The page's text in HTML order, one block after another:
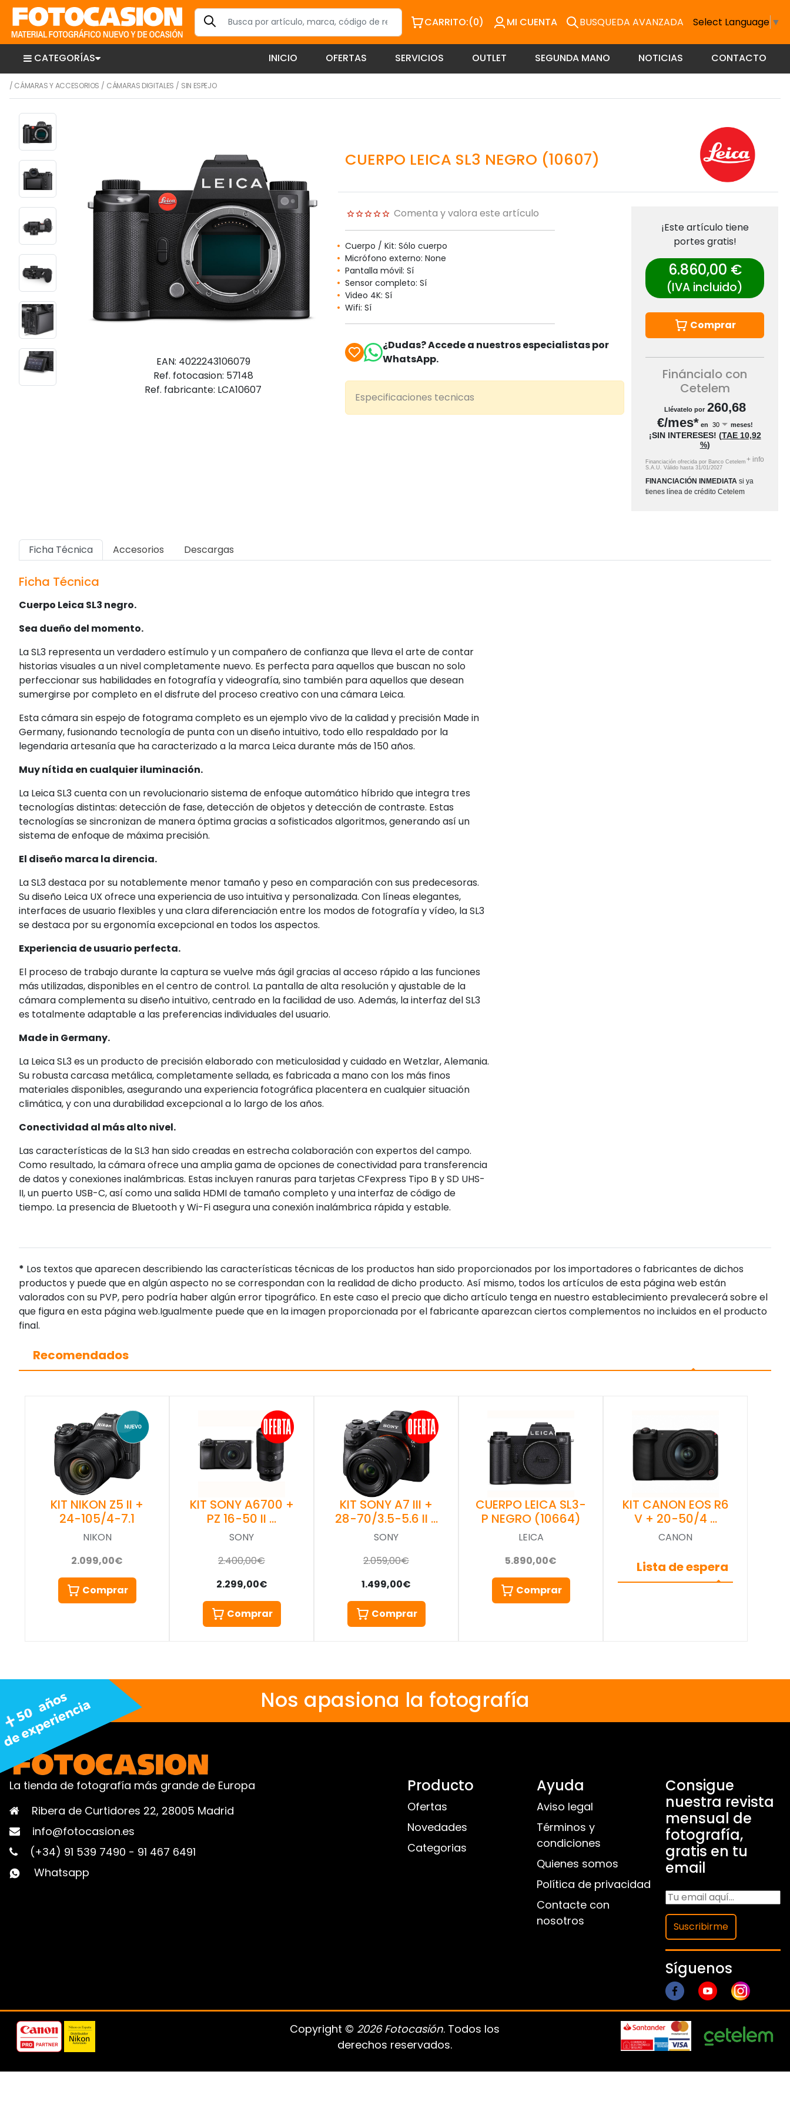
CARRITO:(0) MI CUENTA BUSQUEDA AVANZADA Select Language ▼
CATEGORÍAS INICIO OFERTAS SERVICIOS OUTLET SEGUNDA MANO NOTICIAS CONTACTO
/ CÁMARAS Y ACCESORIOS / CÁMARAS DIGITALES / SIN ESPEJO
EAN: 4022243106079
Ref. fotocasion: 57148
Ref. fabricante: LCA10607
CUERPO LEICA SL3 NEGRO (10607)
Comenta y valora este artículo
Cuerpo / Kit: Sólo cuerpo
Micrófono externo: None
Pantalla móvil: Sí
Sensor completo: Sí
Video 4K: Sí
Wifi: Sí
¿Dudas? Accede a nuestros especialistas por
WhatsApp.
Especificaciones tecnicas
¡Este artículo tiene
portes gratis!
6.860,00 €
(IVA incluido)
Comprar
Fináncialo con
Cetelem
Llévatelo por 260,68
€/mes* en meses!
¡SIN INTERESES! (TAE 10,92
%)
Financiación ofrecida por Banco Cetelem
S.A.U.Válido hasta31/01/2027
+ info
FINANCIACIÓN INMEDIATA si ya
tienes línea de crédito Cetelem
Ficha Técnica Accesorios Descargas
Ficha Técnica
Cuerpo Leica SL3 negro.
Sea dueño del momento.
La SL3 representa un verdadero estímulo y un compañero de confianza que lleva el arte de contar
historias visuales a un nivel completamente nuevo. Es perfecta para aquellos que buscan no solo
perfeccionar sus habilidades en fotografía y videografía, sino también para aquellos que desean
sumergirse por completo en el disfrute del proceso creativo con una cámara Leica.
Esta cámara sin espejo de fotograma completo es un ejemplo vivo de la calidad y precisión Made in
Germany, fusionando tecnología de punta con un diseño intuitivo, todo ello respaldado por la
legendaria artesanía que ha caracterizado a la marca Leica durante más de 150 años.
Muy nítida en cualquier iluminación.
La Leica SL3 cuenta con un revolucionario sistema de enfoque automático híbrido que integra tres
tecnologías distintas: detección de fase, detección de objetos y detección de contraste. Estas
tecnologías se sincronizan de manera óptima gracias a sofisticados algoritmos, generando así un
sistema de enfoque de máxima precisión.
El diseño marca la direncia.
La SL3 destaca por su notablemente menor tamaño y peso en comparación con sus predecesoras.
Su diseño Leica UX ofrece una experiencia de uso intuitiva y personalizada. Con líneas elegantes,
interfaces de usuario flexibles y una clara diferenciación entre los modos de fotografía y vídeo, la SL3
se destaca por su ergonomía excepcional en todos los aspectos.
Experiencia de usuario perfecta.
El proceso de trabajo durante la captura se vuelve más ágil gracias al acceso rápido a las funciones
más utilizadas, disponibles en el centro de control. La pantalla de alta resolución y ajustable de la
cámara complementa su diseño intuitivo, centrado en la facilidad de uso. Además, la interfaz del SL3
es totalmente adaptable a las preferencias individuales del usuario.
Made in Germany.
La Leica SL3 es un producto de precisión elaborado con meticulosidad y cuidado en Wetzlar, Alemania.
Su robusta carcasa metálica, completamente sellada, es fabricada a mano con los más finos
materiales disponibles, asegurando una experiencia fotográfica placentera en cualquier situación
climática, y con una durabilidad excepcional a lo largo de los años.
Conectividad al más alto nivel.
Las características de la SL3 han sido creadas en estrecha colaboración con expertos del campo.
Como resultado, la cámara ofrece una amplia gama de opciones de conectividad para transferencia
de datos y conexiones inalámbricas. Estas incluyen ranuras para tarjetas CFexpress Tipo B y SD UHS-
II, un puerto USB-C, así como una salida HDMI de tamaño completo y una interfaz de código de
tiempo. La presencia de Bluetooth y Wi-Fi asegura una conexión inalámbrica rápida y estable.
* Los textos que aparecen describiendo las características técnicas de los productos han sido proporcionados por los importadores o fabricantes de dichos
productos y puede que en algún aspecto no se correspondan con la realidad de dicho producto. Así mismo, todos los artículos de esta página web están
valorados con su PVP, pero podría haber algún error tipográfico. En este caso el precio que dicho artículo tenga en nuestro establecimiento prevalecerá sobre el
que figura en esta página web.Igualmente puede que en la imagen proporcionada por el fabricante aparezcan ciertos complementos no incluidos en el producto
final.
Recomendados
KIT NIKON Z5 II +
24-105/4-7.1
NIKON
2.099,00€
Comprar
KIT SONY A6700 +
PZ 16-50 II …
SONY
2.400,00€
2.299,00€
Comprar
KIT SONY A7 III +
28-70/3.5-5.6 II …
SONY
2.059,00€
1.499,00€
Comprar
CUERPO LEICA SL3-
P NEGRO (10664)
LEICA
5.890,00€
Comprar
KIT CANON EOS R6
V + 20-50/4 …
CANON
Lista de espera
Nos apasiona la fotografía
La tienda de fotografía más grande de Europa
Ribera de Curtidores 22, 28005 Madrid
info@fotocasion.es
(+34) 91 539 7490 - 91 467 6491
Whatsapp
Producto
Ofertas
Novedades
Categorias
Ayuda
Aviso legal
Términos y
condiciones
Quienes somos
Política de privacidad
Contacte con
nosotros
Consigue
nuestra revista
mensual de
fotografía,
gratis en tu
email
Suscribirme
Síguenos
Copyright © 2026 Fotocasión. Todos los
derechos reservados.